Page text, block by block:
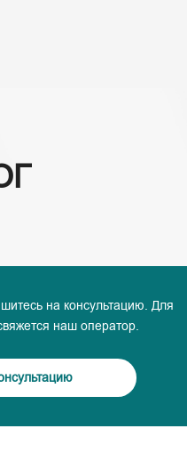
на консультацию. Для
наш оператор.